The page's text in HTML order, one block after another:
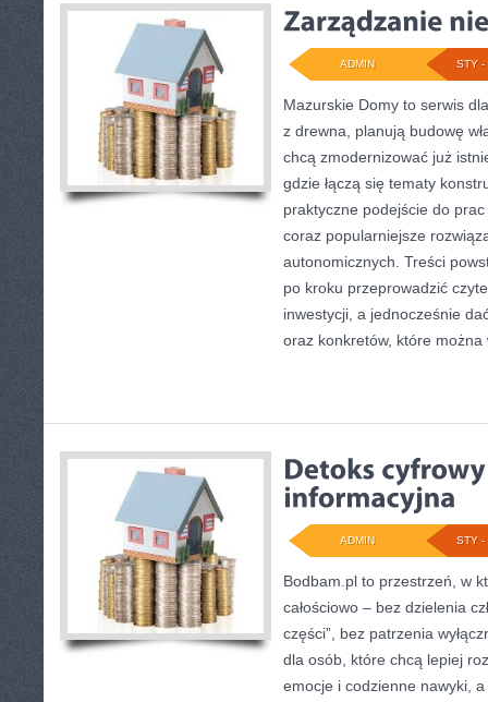
STY -
ADMIN
Mazurskie Domy to serwis
z drewna, planują budowę
chcą zmodernizować już
gdzie łączą się tematy
praktyczne podejście do
coraz popularniejsze
autonomicznych. Treści
po kroku przeprowadzić
inwestycji, a jednocześnie
oraz konkretów, które można
STY -
ADMIN
Bodbam.pl to przestrzeń, w
całościowo – bez dzielenia
części”, bez patrzenia
dla osób, które chcą lepiej
emocje i codzienne nawyki,